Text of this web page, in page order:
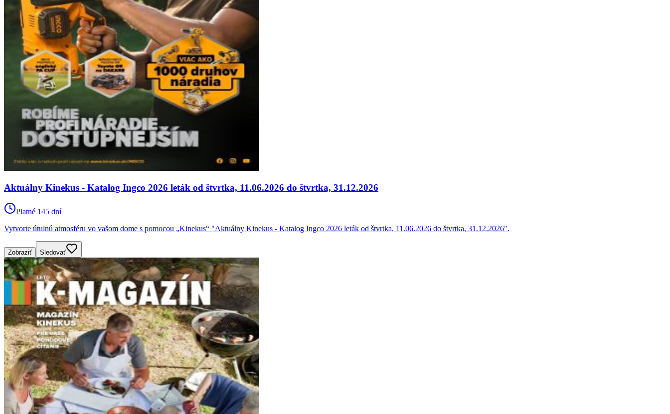
Aktuálny Kinekus - Katalog Ingco 2026 leták od štvrtka, 11.06.2026 do štvrtka, 31.12.2026
Platné 145 dní
Vytvorte útulnú atmosféru vo vašom dome s pomocou „Kinekus“ "Aktuálny Kinekus - Katalog Ingco 2026 leták od štvrtka, 11.06.2026 do štvrtka, 31.12.2026".
Zobraziť Sledovať